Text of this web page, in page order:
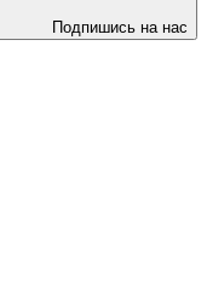
Подпишись на нас